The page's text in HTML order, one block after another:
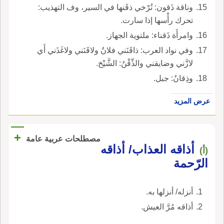
وناقة ذَقون: تُرْخي ذقَنها في السير، وف التهذيب:
تحرك رأْسها إذا سارت.
وامرأَة ذَقناء: ملتوية الجهاز.
وفي نواد العرب: ذاقَنَني فلانٌ ولاقَنَني ولاغَذَني أَي
لازَّني وضايقني والذِّقْنُ: الشَّيْخ.
وذِقانُ: جبل.
عرض المزيد
مصطلحات عربية عامة +
(أ)
أذاقه العذاب/ أذاقه
الرّحمة
أنزله/ أنزلها به.
أذاقه مُرَّ العيش.